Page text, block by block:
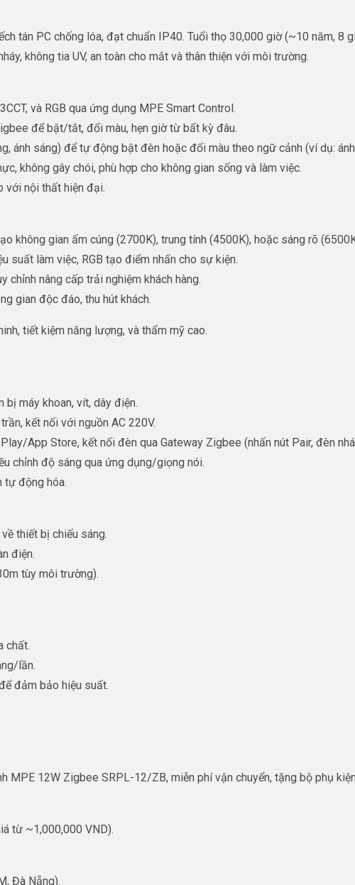
tán PC chống lóa, đạt chuẩn IP40. Tuổi thọ 30,000 giờ (~10 năm, 8
không tia UV, an toàn cho mắt và thân thiện với môi trường.
và RGB qua ứng dụng MPE Smart Control.
để bật/tắt, đổi màu, hẹn giờ từ bất kỳ đâu.
ánh sáng) để tự động bật đèn hoặc đổi màu theo ngữ cảnh (ví dụ:
không gây chói, phù hợp cho không gian sống và làm việc.
với nội thất hiện đại.
không gian ấm cúng (2700K), trung tính (4500K), hoặc sáng rõ
suất làm việc, RGB tạo điểm nhấn cho sự kiện.
chỉnh nâng cấp trải nghiệm khách hàng.
gian độc đáo, thu hút khách.
tiết kiệm năng lượng, và thẩm mỹ cao.
bị máy khoan, vít, dây điện.
kết nối với nguồn AC 220V.
App Store, kết nối đèn qua Gateway Zigbee (nhấn nút Pair, đèn
chỉnh độ sáng qua ứng dụng/giọng nói.
tự động hóa.
thiết bị chiếu sáng.
điện.
tùy môi trường).
chất.
lần.
đảm bảo hiệu suất.
MPE 12W Zigbee SRPL-12/ZB, miễn phí vận chuyển, tặng bộ phụ
từ ~1,000,000 VND).
Đà Nẵng).